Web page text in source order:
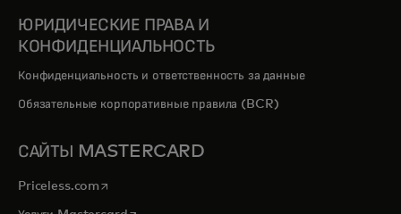
ЮРИДИЧЕСКИЕ ПРАВА И
КОНФИДЕНЦИАЛЬНОСТЬ
Конфиденциальность и ответственность за данные
Обязательные корпоративные правила (BCR)
САЙТЫ MASTERCARD
Priceless.com opens in a new tab